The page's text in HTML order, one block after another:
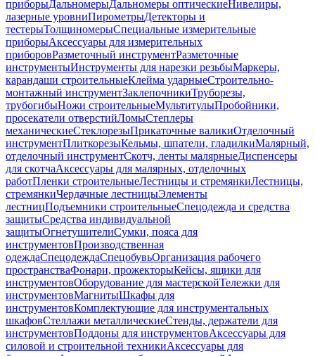
приборыДальномерыДальномеры оптическиеНивелиры,
лазерные уровниПирометрыДетекторы и
тестерыТолщиномерыСпециальные измерительные
приборыАксессуары для измерительных
приборовРазметочный инструментРазметочные
инструментыИнструменты для нарезки резьбыМаркеры,
карандаши строительныеКлейма ударныеСтроительно-
монтажный инструментЗаклепочникиТруборезы,
трубогибыНожи строительныеМультитулыПробойники,
просекатели отверстийЛомыСтеплеры
механическиеСтеклорезыПрикаточные валикиОтделочный
инструментПлиткорезыКельмы, шпатели, гладилкиМалярный,
отделочный инструментСкотч, ленты малярныеДиспенсеры
для скотчаАксессуары для малярных, отделочных
работПленки строительныеЛестницы и стремянкиЛестницы,
стремянкиЧердачные лестницыЭлементы
лестницПодъемники строительныеСпецодежда и средства
защитыСредства индивидуальной
защитыОгнетушителиСумки, пояса для
инструментовПроизводственная
одеждаСпецодеждаСпецобувьОрганизация рабочего
пространстваФонари, прожекторыКейсы, ящики для
инструментовОборудование для мастерскойТележки для
инструментовМагнитыШкафы для
инструментовКомплектующие для инструментальных
шкафовСтеллажи металлическиеСтенды, держатели для
инструментовПоддоны для инструментовАксессуары для
силовой и строительной техникиАксессуары для